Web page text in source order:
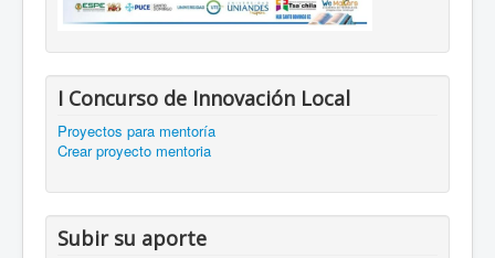
I Concurso de Innovación Local
Proyectos para mentoría
Crear proyecto mentoria
Subir su aporte